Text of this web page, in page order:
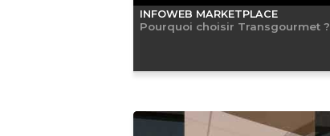
INFOWEB MARKETPLACE
Pourquoi choisir Transgourmet ?